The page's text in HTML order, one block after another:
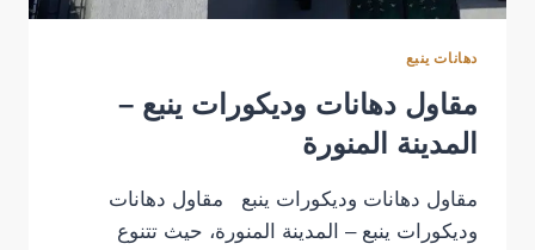
دهانات ينبع
مقاول دهانات وديكورات ينبع –
المدينة المنورة
مقاول دهانات وديكورات ينبع مقاول دهانات
وديكورات ينبع – المدينة المنورة، حيث تتنوع